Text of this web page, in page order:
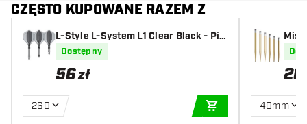
CZĘSTO KUPOWANE RAZEM Z
L-Style L-System L1 Clear Black - Pió
rka do Darta
Dostępny
56zł
260
DODAJ DO
20
40mm